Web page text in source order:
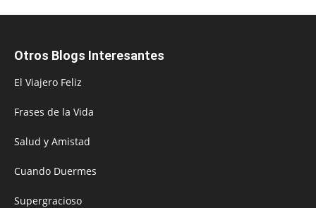
Otros Blogs Interesantes
El Viajero Feliz
Frases de la Vida
Salud y Amistad
Cuando Duermes
Supergracioso